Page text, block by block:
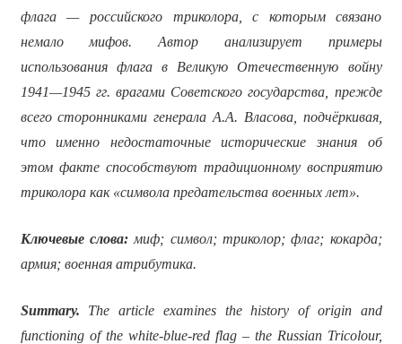
флага — российского триколора, с которым связано
немало мифов. Автор анализирует примеры
использования флага в Великую Отечественную войну
1941—1945 гг. врагами Советского государства, прежде
всего сторонниками генерала А.А. Власова, подчёркивая,
что именно недостаточные исторические знания об
этом факте способствуют традиционному восприятию
триколора как «символа предательства военных лет».
Ключевые слова:миф; символ; триколор; флаг; кокарда;
армия; военная атрибутика.
Summary. The article examines the history of origin and
functioning of the white-blue-red flag – the Russian Tricolour,